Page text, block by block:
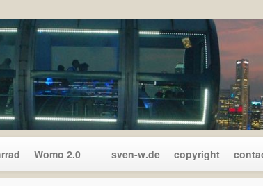
Womo 2.0 sven-w.de copyright